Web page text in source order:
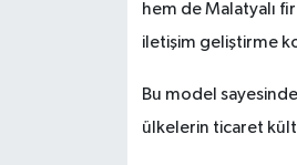
hem de Malatyalı
iletişim geliştirme
Bu model
ülkelerin ticaret